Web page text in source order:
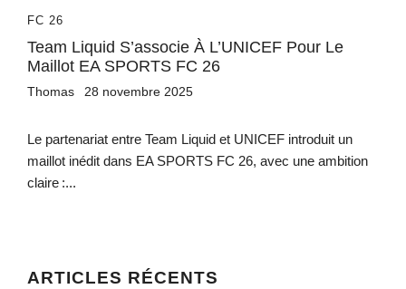
FC 26
Team Liquid S’associe À L’UNICEF Pour Le
Maillot EA SPORTS FC 26
Thomas 28 novembre 2025
Le partenariat entre Team Liquid et UNICEF introduit un
maillot inédit dans EA SPORTS FC 26, avec une ambition
claire :...
ARTICLES RÉCENTS